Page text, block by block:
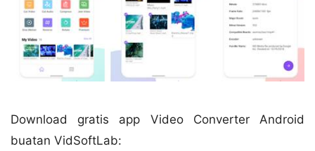
Download gratis app Video Converter Android
buatan VidSoftLab: